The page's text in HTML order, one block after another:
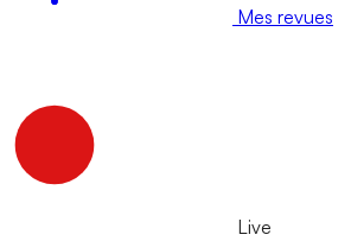
Mes revues
Live